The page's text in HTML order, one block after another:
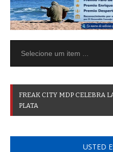
FREAK CITY MDP CELEBRA L
PLATA
USTED